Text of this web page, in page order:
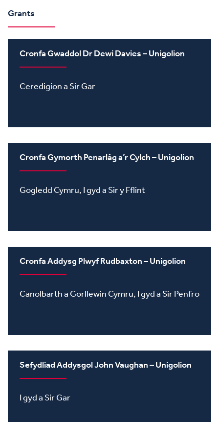
Grants
Cronfa Gwaddol Dr Dewi Davies – Unigolion
Ceredigion a Sir Gar
Cronfa Gymorth Penarlâg a’r Cylch – Unigolion
Gogledd Cymru, I gyd a Sir y Fflint
Cronfa Addysg Plwyf Rudbaxton – Unigolion
Canolbarth a Gorllewin Cymru, I gyd a Sir Penfro
Sefydliad Addysgol John Vaughan – Unigolion
I gyd a Sir Gar